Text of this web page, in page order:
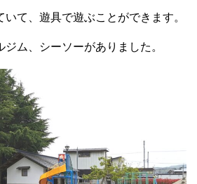
て、遊具で遊ぶことができます。
ム、シーソーがありました。